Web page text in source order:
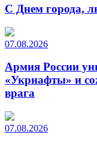
С Днем города,
07.08.2026
Армия России
«Укрнафты» и
врага
07.08.2026